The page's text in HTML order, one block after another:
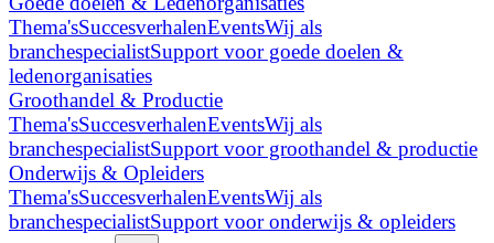
Thema'sSuccesverhalenEventsWij als
branchespecialistSupport voor goede doelen &
ledenorganisaties
Groothandel & Productie
Thema'sSuccesverhalenEventsWij als
branchespecialistSupport voor groothandel & productie
Onderwijs & Opleiders
Thema'sSuccesverhalenEventsWij als
branchespecialistSupport voor onderwijs & opleiders